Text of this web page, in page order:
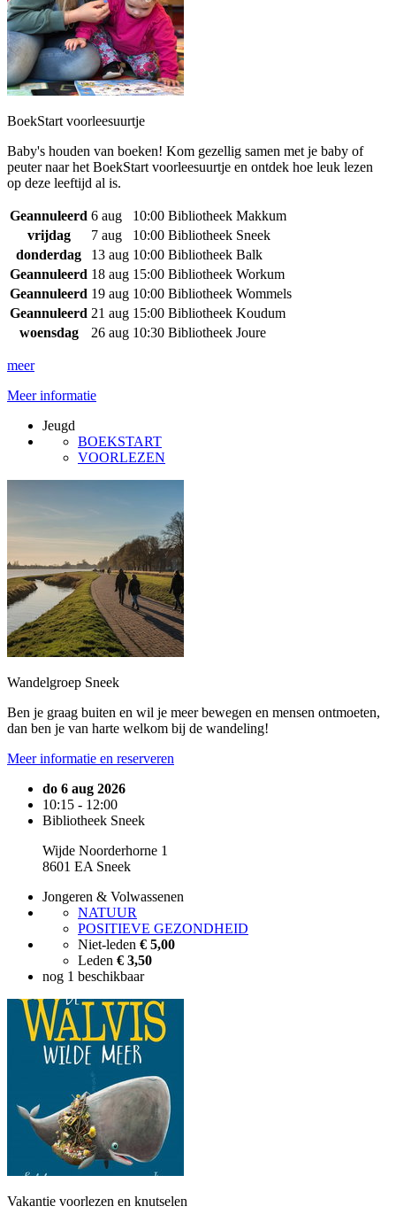
BoekStart voorleesuurtje
Baby's houden van boeken! Kom gezellig samen met je baby of
peuter naar het BoekStart voorleesuurtje en ontdek hoe leuk lezen
op deze leeftijd al is.
Geannuleerd 6 aug 10:00 Bibliotheek Makkum
vrijdag
7 aug 10:00 Bibliotheek Sneek
donderdag
13 aug 10:00 Bibliotheek Balk
Geannuleerd 18 aug 15:00 Bibliotheek Workum
Geannuleerd 19 aug 10:00 Bibliotheek Wommels
Geannuleerd 21 aug 15:00 Bibliotheek Koudum
woensdag
26 aug 10:30 Bibliotheek Joure
meer
Meer informatie
Jeugd
BOEKSTART
VOORLEZEN
Wandelgroep Sneek
Ben je graag buiten en wil je meer bewegen en mensen ontmoeten,
dan ben je van harte welkom bij de wandeling!
Meer informatie en reserveren
do 6 aug 2026
10:15 - 12:00
Bibliotheek Sneek
Wijde Noorderhorne 1
8601 EA Sneek
Jongeren & Volwassenen
NATUUR
POSITIEVE GEZONDHEID
Niet-leden € 5,00
Leden € 3,50
nog 1 beschikbaar
Vakantie voorlezen en knutselen